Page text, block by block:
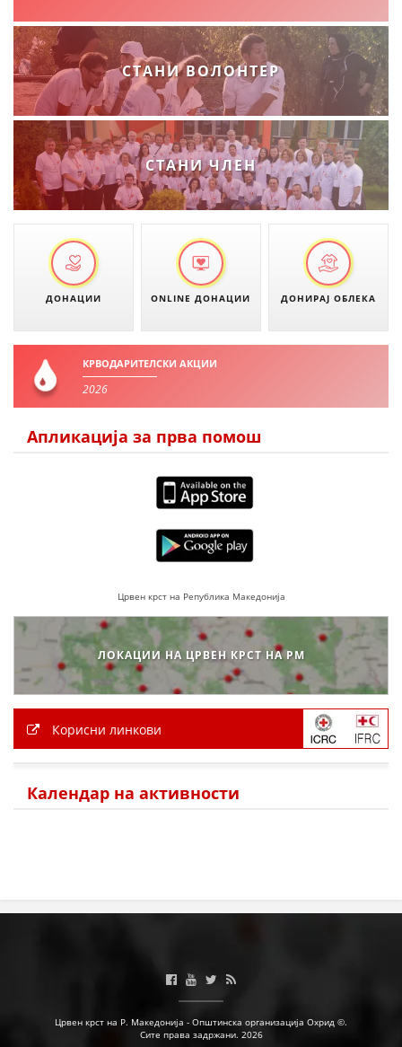
ПОСТЕРИ
ПРЕЗЕНТАЦИИ
СТАНИ ВОЛОНТЕР
СТАНИ ЧЛЕН
ДОНАЦИИ ONLINE ДОНАЦИИ ДОНИРАЈ ОБЛЕКА
КРВОДАРИТЕЛСКИ АКЦИИ
2026
Апликација за прва помош
Црвен крст на Република Македонија
ЛОКАЦИИ НА ЦРВЕН КРСТ НА РМ
Корисни линкови
Календар на активности
Црвен крст на Р. Македонија - Општинска организација Охрид ©.
Сите права задржани. 2026